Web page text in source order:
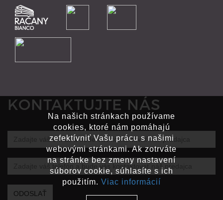
KONTAKTUJTE NÁS
telefón
ODOSLAŤ
Na našich stránkach používame
cookies, ktoré nám pomáhajú
zefektívniť Vašu prácu s našimi
webovými stránkami. Ak zotrváte
na stránke bez zmeny nastavení
súborov cookie, súhlasíte s ich
použitím. Viac informácií